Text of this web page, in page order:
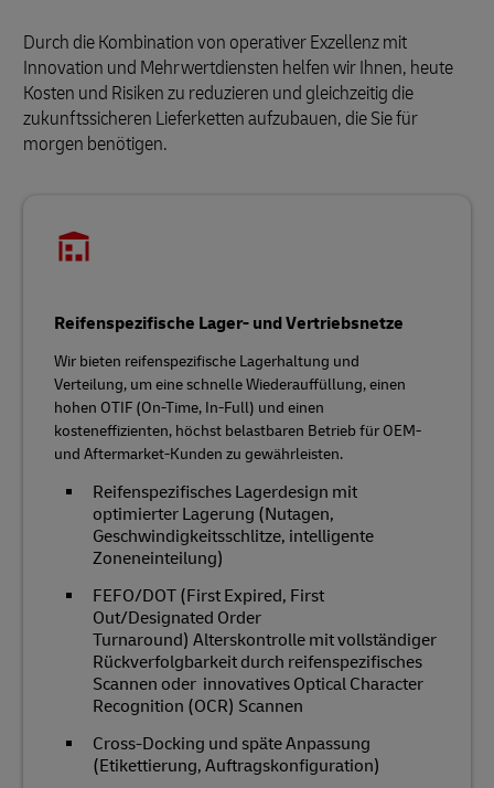
Durch die Kombination von operativer Exzellenz mit
Innovation und Mehrwertdiensten helfen wir Ihnen, heute
Kosten und Risiken zu reduzieren und gleichzeitig die
zukunftssicheren Lieferketten aufzubauen, die Sie für
morgen benötigen.
Reifenspezifische Lager- und Vertriebsnetze
Wir bieten reifenspezifische Lagerhaltung und
Verteilung, um eine schnelle Wiederauffüllung, einen
hohen OTIF (On-Time, In-Full) und einen
kosteneffizienten, höchst belastbaren Betrieb für OEM-
und Aftermarket-Kunden zu gewährleisten.
Reifenspezifisches Lagerdesign mit
optimierter Lagerung (Nutagen,
Geschwindigkeitsschlitze, intelligente
Zoneneinteilung)
FEFO/DOT (First Expired, First
Out/Designated Order
Turnaround) Alterskontrolle mit vollständiger
Rückverfolgbarkeit durch reifenspezifisches
Scannen oder innovatives Optical Character
Recognition (OCR) Scannen
Cross-Docking und späte Anpassung
(Etikettierung, Auftragskonfiguration)